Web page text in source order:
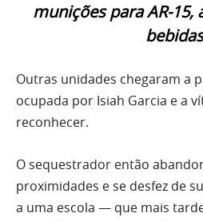
munições para AR-15,
Outras unidades chegaram a
ocupada por Isiah Garcia e a
reconhecer.
O sequestrador então
proximidades e se desfez de
a uma escola — que mais